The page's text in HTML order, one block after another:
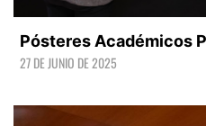
Pósteres Académicos
27 DE JUNIO DE 2025